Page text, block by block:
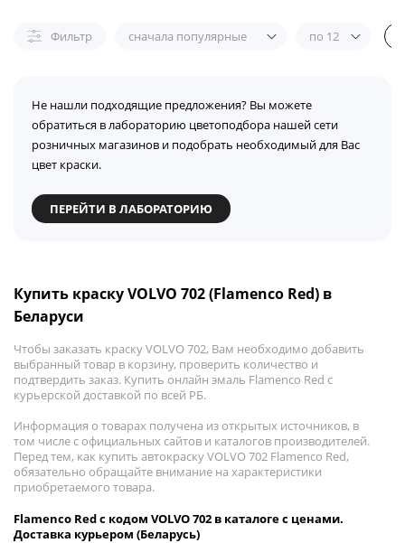
Фильтр сначала популярные по 12
Не нашли подходящие предложения? Вы можете
обратиться в лабораторию цветоподбора нашей сети
розничных магазинов и подобрать необходимый для Вас
цвет краски.
ПЕРЕЙТИ В ЛАБОРАТОРИЮ
Купить краску VOLVO 702 (Flamenco Red) в
Беларуси
Чтобы заказать краску VOLVO 702, Вам необходимо добавить
выбранный товар в корзину, проверить количество и
подтвердить заказ. Купить онлайн эмаль Flamenco Red с
курьерской доставкой по всей РБ.
Информация о товарах получена из открытых источников, в
том числе с официальных сайтов и каталогов производителей.
Перед тем, как купить автокраску VOLVO 702 Flamenco Red,
обязательно обращайте внимание на характеристики
приобретаемого товара.
Flamenco Red с кодом VOLVO 702 в каталоге с ценами.
Доставка курьером (Беларусь)